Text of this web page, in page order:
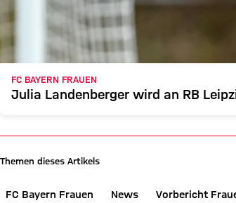
FC BAYERN FRAUEN
Julia Landenberger wird an RB
Themen dieses Artikels
FC Bayern Frauen News Vorbericht